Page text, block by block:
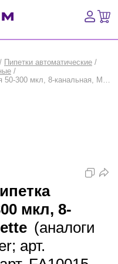
/ Пипетки автоматические /
/
Автоматическая пипетка механическая 50-300 мкл, 8-канальная, MicroPette, DLab, Китай
мкл, 8-
(аналоги
арт.